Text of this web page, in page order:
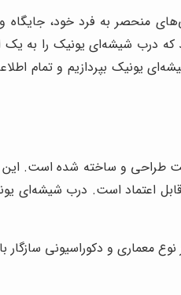
منحصر به فرد خود،
درب شیشه‌ای یونیک را به یک
یونیک بپردازیم و تمام
و ساخته شده است. این
اعتماد است. درب شیشه‌ای
معماری و دکوراسیونی سازگار